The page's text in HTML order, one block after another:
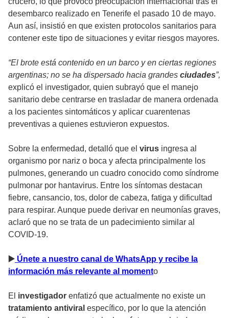
desembarco realizado en Tenerife el pasado 10 de mayo.
Aun así, insistió en que existen protocolos sanitarios para
contener este tipo de situaciones y evitar riesgos mayores.
“El brote está contenido en un barco y en ciertas regiones
argentinas; no se ha dispersado hacia grandes ciudades”,
explicó el investigador, quien subrayó que el manejo
sanitario debe centrarse en trasladar de manera ordenada
a los pacientes sintomáticos y aplicar cuarentenas
preventivas a quienes estuvieron expuestos.
Sobre la enfermedad, detalló que el virus ingresa al
organismo por nariz o boca y afecta principalmente los
pulmones, generando un cuadro conocido como síndrome
pulmonar por hantavirus. Entre los síntomas destacan
fiebre, cansancio, tos, dolor de cabeza, fatiga y dificultad
para respirar. Aunque puede derivar en neumonías graves,
aclaró que no se trata de un padecimiento similar al
COVID-19.
▶ ️ Únete a nuestro canal de WhatsApp y recibe la
información más relevante al momento
El investigador enfatizó que actualmente no existe un
tratamiento antiviral específico, por lo que la atención